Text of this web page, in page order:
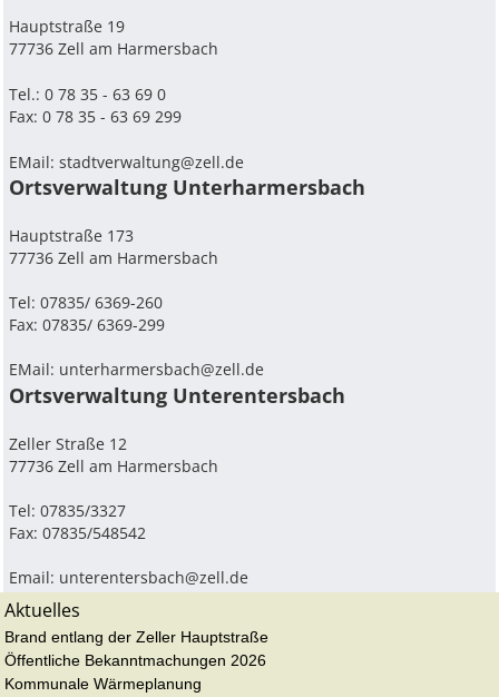
Hauptstraße 19
77736 Zell am Harmersbach
Tel.: 0 78 35 - 63 69 0
Fax: 0 78 35 - 63 69 299
EMail:stadtverwaltung@zell.de
Ortsverwaltung Unterharmersbach
Hauptstraße 173
77736 Zell am Harmersbach
Tel: 07835/ 6369-260
Fax: 07835/ 6369-299
EMail: unterharmersbach@zell.de
Ortsverwaltung Unterentersbach
Zeller Straße 12
77736 Zell am Harmersbach
Tel: 07835/3327
Fax: 07835/548542
Email: unterentersbach@zell.de
Aktuelles
Brand entlang der Zeller Hauptstraße
Öffentliche Bekanntmachungen 2026
Kommunale Wärmeplanung